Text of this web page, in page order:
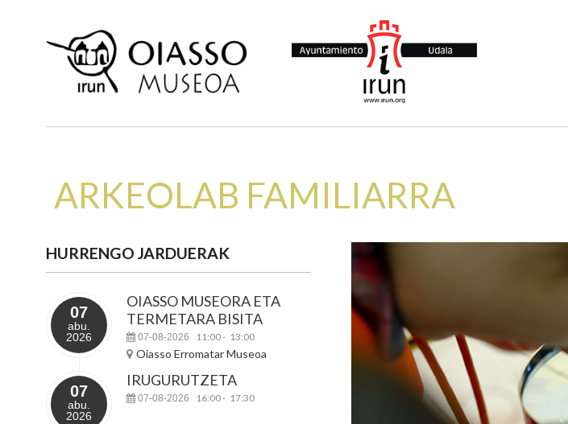
ARKEOLAB FAMILIARRA
HURRENGO JARDUERAK
07
abu.
2026
OIASSO MUSEORA ETA
TERMETARA BISITA
07-08-2026 11:00- 13:00
Oiasso Erromatar Museoa
07
abu.
2026
IRUGURUTZETA
07-08-2026 16:00- 17:30